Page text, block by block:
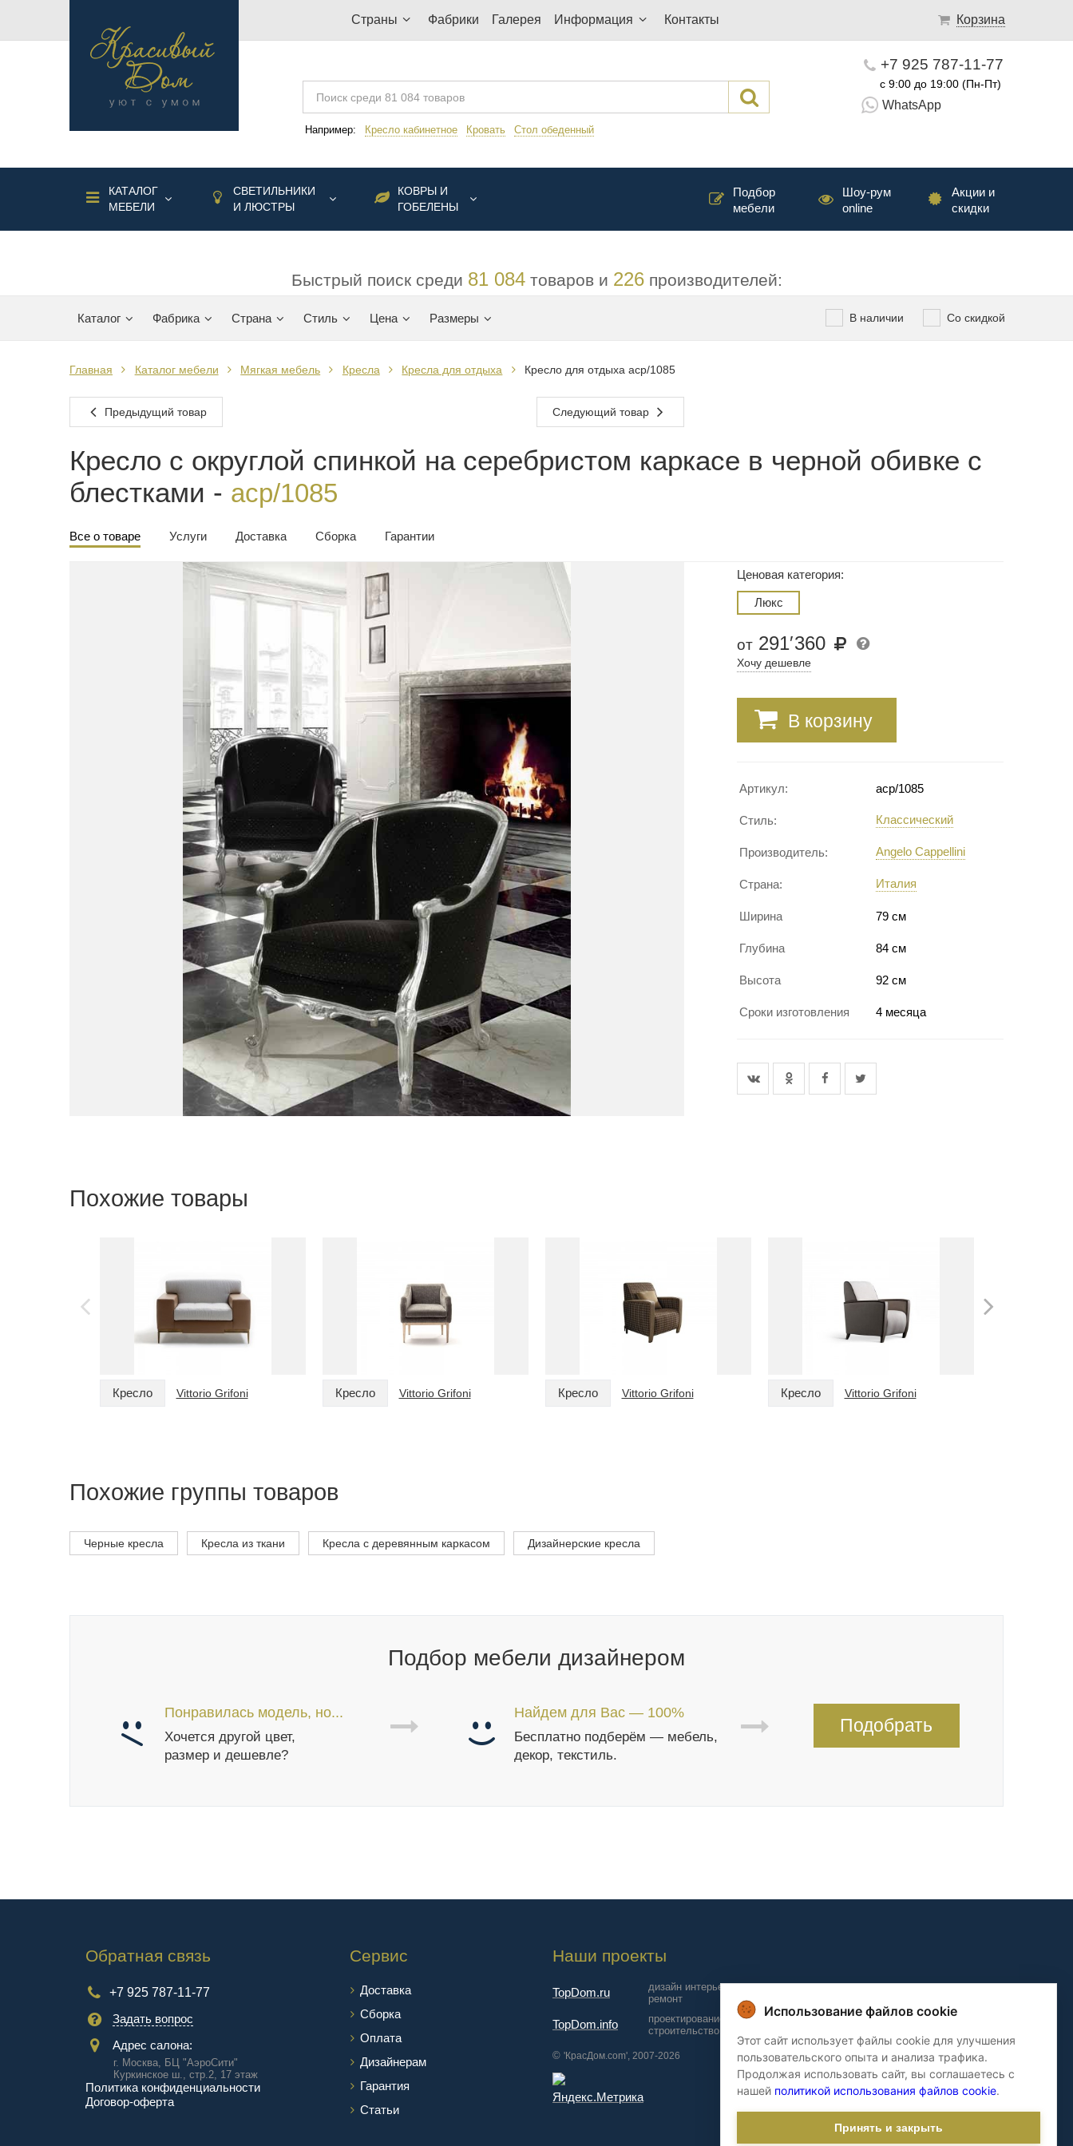
Страны Фабрики Галерея Информация Контакты Корзина
Например: Кресло кабинетное Кровать Стол обеденный
+7 925 787-11-77
с 9:00 до 19:00 (Пн-Пт)
WhatsApp
КАТАЛОГ
МЕБЕЛИ
СВЕТИЛЬНИКИ
И ЛЮСТРЫ
КОВРЫ И
ГОБЕЛЕНЫ
Акции и
скидки
Шоу-рум
online
Подбор
мебели
Быстрый поиск среди 81 084товаров и 226производителей:
Каталог Фабрика Страна Стиль Цена Размеры Со скидкой
В наличии
Главная Каталог мебели Мягкая мебель Кресла Кресла для отдыха Кресло для отдыха acp/1085
Предыдущий товар Следующий товар
Кресло с округлой спинкой на серебристом каркасе в черной обивке с
блестками - acp/1085
Все о товаре Услуги Доставка Сборка Гарантии
Ценовая категория:
Люкс
от 291′360
Хочу дешевле
В корзину
Артикул: acp/1085
Стиль: Классический
Производитель: Angelo Cappellini
Страна: Италия
Ширина 79 см
Глубина 84 см
Высота 92 см
Сроки изготовления 4 месяца
Похожие товары
Кресло Vittorio Grifoni Кресло Vittorio Grifoni Кресло Vittorio Grifoni Кресло Vittorio Grifoni
Похожие группы товаров
Черные кресла Кресла из ткани Кресла с деревянным каркасом Дизайнерские кресла
Подбор мебели дизайнером
Понравилась модель, но...
Хочется другой цвет,
размер и дешевле?
Найдем для Вас — 100%
Бесплатно подберём — мебель,
декор, текстиль.
Подобрать
Обратная связь
+7 925 787-11-77
Задать вопрос
Адрес салона:
г. Москва, БЦ "АэроCити"
Куркинское ш., стр.2, 17 этаж
Политика конфиденциальности
Договор-оферта
Сервис
Доставка
Сборка
Оплата
Дизайнерам
Гарантия
Cтатьи
Наши проекты
TopDom.ru
дизайн интерьера и
ремонт
TopDom.info
проектирование и
строительство домов
© 'КрасДом.com', 2007-2026
Использование файлов cookie
Этот сайт использует файлы cookie для улучшения
пользовательского опыта и анализа трафика.
Продолжая использовать сайт, вы соглашаетесь с
нашей политикой использования файлов cookie.
Принять и закрыть